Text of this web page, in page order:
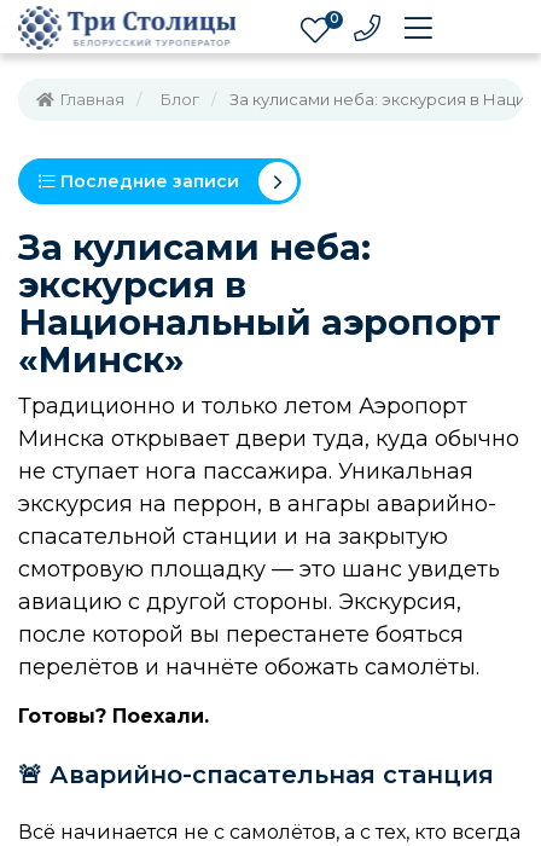
0
Главная Блог За кулисами неба: экскурсия в
Последние записи
За кулисами неба:
экскурсия в
Национальный аэропорт
«Минск»
Традиционно и только летом Аэропорт
Минска открывает двери туда, куда обычно
не ступает нога пассажира. Уникальная
экскурсия на перрон, в ангары аварийно-
спасательной станции и на закрытую
смотровую площадку — это шанс увидеть
авиацию с другой стороны. Экскурсия,
после которой вы перестанете бояться
перелётов и начнёте обожать самолёты.
Готовы? Поехали.
🚨 Аварийно-спасательная станция
Всё начинается не с самолётов, а с тех, кто всегда